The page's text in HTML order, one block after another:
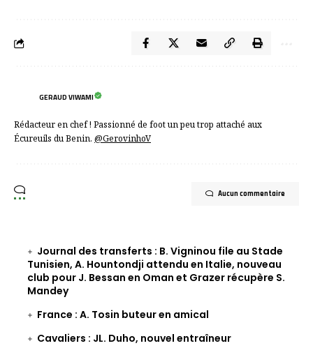
GERAUD VIWAMI
Rédacteur en chef ! Passionné de foot un peu trop attaché aux
Écureuils du Benin. @GerovinhoV
Aucun commentaire
Journal des transferts : B. Vigninou file au Stade
Tunisien, A. Hountondji attendu en Italie, nouveau
club pour J. Bessan en Oman et Grazer récupère S.
Mandey
France : A. Tosin buteur en amical
Cavaliers : JL. Duho, nouvel entraîneur